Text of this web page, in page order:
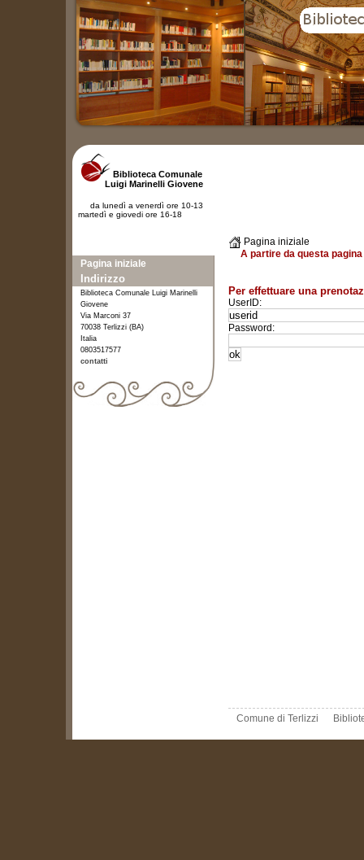
Pagina iniziale
A partire da questa
Per effettuare una
UserID:
Password:
Comune di Terlizzi
Biblioteca Comunale
Luigi Marinelli Giovene
da lunedì a venerdì ore 10-13
martedì e giovedi ore 16-18
Pagina iniziale
Indirizzo
Biblioteca Comunale Luigi Marinelli
Giovene
Via Marconi 37
70038 Terlizzi (BA)
Italia
0803517577
contatti